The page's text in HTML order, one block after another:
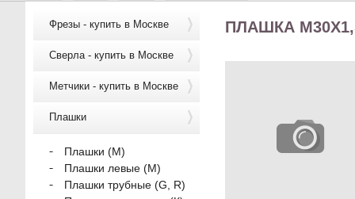
ПЛАШКА
Фрезы - купить в Москве
Сверла - купить в Москве
Метчики - купить в Москве
Плашки
Плашки (М)
Плашки левые (М)
Плашки трубные (G, R)